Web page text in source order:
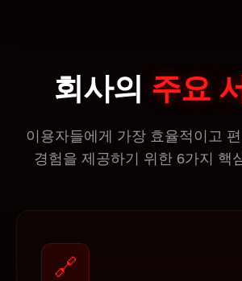
회사의 주요
이용자들에게 가장 효율적이고
경험을 제공하기 위한 6가지 핵
🔗